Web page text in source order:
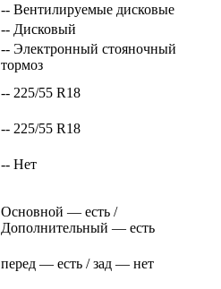
-- Вентилируемые дисковые
-- Дисковый
-- Электронный стояночный
тормоз
-- 225/55 R18
-- 225/55 R18
-- Нет
Основной — есть /
Дополнительный — есть
перед — есть / зад — нет